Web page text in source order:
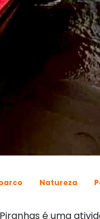
Natureza
é uma